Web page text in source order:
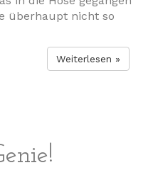
überhaupt nicht so
Weiterlesen »